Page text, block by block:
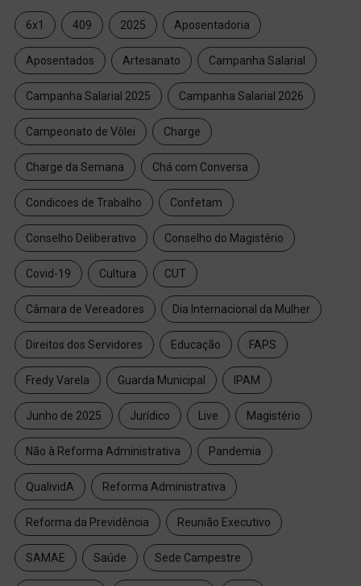
6x1 409 2025 Aposentadoria
Aposentados Artesanato Campanha Salarial
Campanha Salarial 2025 Campanha Salarial 2026
Campeonato de Vôlei Charge
Charge da Semana Chá com Conversa
Condicoes de Trabalho Confetam
Conselho Deliberativo Conselho do Magistério
Covid-19 Cultura CUT
Câmara de Vereadores Dia Internacional da Mulher
Direitos dos Servidores Educação FAPS
Fredy Varela Guarda Municipal IPAM
Junho de 2025 Jurídico Live Magistério
Não à Reforma Administrativa Pandemia
QualividA Reforma Administrativa
Reforma da Previdência Reunião Executivo
SAMAE Saúde Sede Campestre